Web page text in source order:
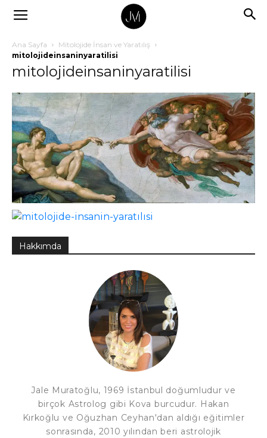
Ana Sayfa
Mitolojide İnsan ve Yaratılış
mitolojideinsaninyaratilisi
mitolojideinsaninyaratilisi
Hakkımda
Jale Muratoğlu, 1969 İstanbul doğumludur ve
birçok Astrolog gibi Kova burcudur. Hakan
Kırkoğlu ve Oğuzhan Ceyhan'dan aldığı eğitimler
sonrasında, 2010 yılından beri astrolojik